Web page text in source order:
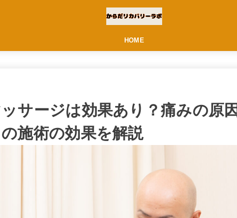
HOME
サージは効果あり？痛みの原
施術の効果を解説